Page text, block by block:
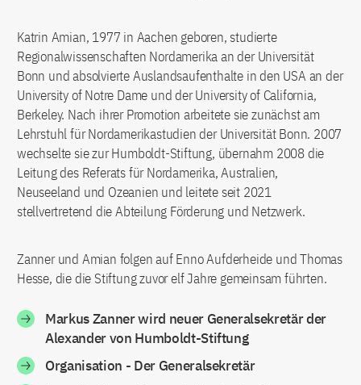
Katrin Amian, 1977 in Aachen geboren, studierte
Regionalwissenschaften Nordamerika an der Universität
Bonn und absolvierte Auslandsaufenthalte in den USA an der
University of Notre Dame und der University of California,
Berkeley. Nach ihrer Promotion arbeitete sie zunächst am
Lehrstuhl für Nordamerikastudien der Universität Bonn. 2007
wechselte sie zur Humboldt-Stiftung, übernahm 2008 die
Leitung des Referats für Nordamerika, Australien,
Neuseeland und Ozeanien und leitete seit 2021
stellvertretend die Abteilung Förderung und Netzwerk.
Zanner und Amian folgen auf Enno Aufderheide und Thomas
Hesse, die die Stiftung zuvor elf Jahre gemeinsam führten.
Markus Zanner wird neuer Generalsekretär der
Alexander von Humboldt-Stiftung
Organisation - Der Generalsekretär